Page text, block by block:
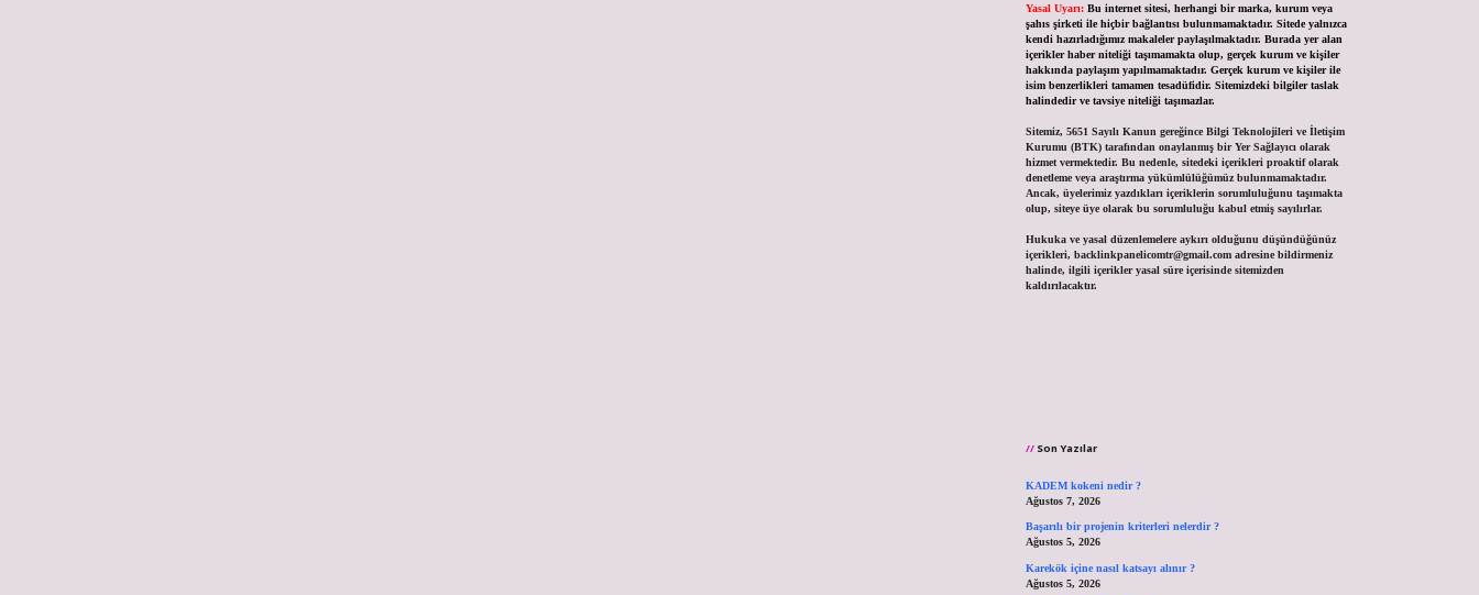
Yasal Uyarı: Bu internet sitesi, herhangi bir marka, kurum veya
şahıs şirketi ile hiçbir bağlantısı bulunmamaktadır. Sitede yalnızca
kendi hazırladığımız makaleler paylaşılmaktadır. Burada yer alan
içerikler haber niteliği taşımamakta olup, gerçek kurum ve kişiler
hakkında paylaşım yapılmamaktadır. Gerçek kurum ve kişiler ile
isim benzerlikleri tamamen tesadüfidir. Sitemizdeki bilgiler taslak
halindedir ve tavsiye niteliği taşımazlar.
Sitemiz, 5651 Sayılı Kanun gereğince Bilgi Teknolojileri ve İletişim
Kurumu (BTK) tarafından onaylanmış bir Yer Sağlayıcı olarak
hizmet vermektedir. Bu nedenle, sitedeki içerikleri proaktif olarak
denetleme veya araştırma yükümlülüğümüz bulunmamaktadır.
Ancak, üyelerimiz yazdıkları içeriklerin sorumluluğunu taşımakta
olup, siteye üye olarak bu sorumluluğu kabul etmiş sayılırlar.
Hukuka ve yasal düzenlemelere aykırı olduğunu düşündüğünüz
içerikleri, backlinkpanelicomtr@gmail.comadresine bildirmeniz
halinde, ilgili içerikler yasal süre içerisinde sitemizden
kaldırılacaktır.
Son Yazılar
KADEM kokeni nedir ?
Ağustos 7, 2026
Başarılı bir projenin kriterleri nelerdir ?
Ağustos 5, 2026
Karekök içine nasıl katsayı alınır ?
Ağustos 5, 2026